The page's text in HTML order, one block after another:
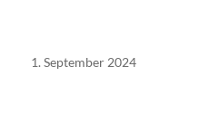
1. September 2024